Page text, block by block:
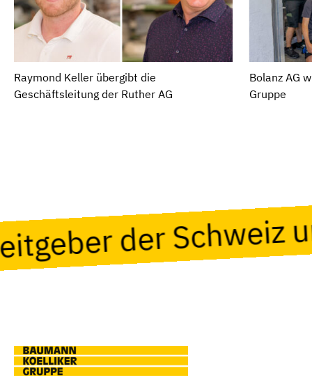
Raymond Keller übergibt die
Geschäftsleitung der Ruther AG
Bolanz AG
Gruppe
der